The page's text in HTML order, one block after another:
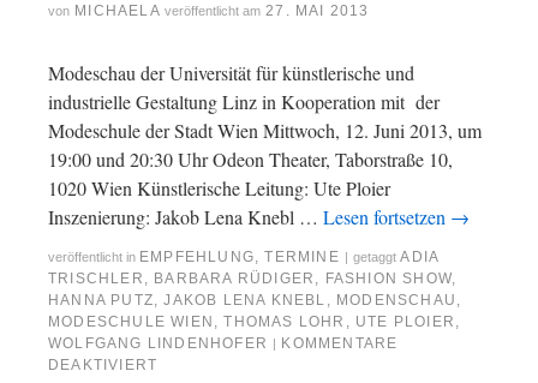
von MICHAELA veröffentlicht am 27. MAI 2013
Modeschau der Universität für künstlerische und
industrielle Gestaltung Linz in Kooperation mit der
Modeschule der Stadt Wien Mittwoch, 12. Juni 2013, um
19:00 und 20:30 Uhr Odeon Theater, Taborstraße 10,
1020 Wien Künstlerische Leitung: Ute Ploier
Inszenierung: Jakob Lena Knebl … Lesen fortsetzen →
veröffentlicht in EMPFEHLUNG,TERMINE | getaggt ADIA
TRISCHLER , BARBARA RÜDIGER , FASHION SHOW,
HANNA PUTZ,JAKOB LENA KNEBL , MODENSCHAU ,
MODESCHULE WIEN ,THOMAS LOHR , UTE PLOIER ,
WOLFGANG LINDENHOFER | KOMMENTARE
DEAKTIVIERT